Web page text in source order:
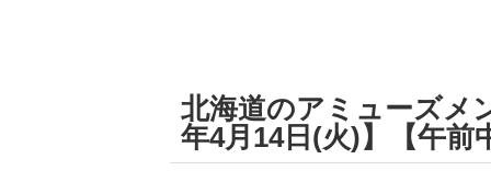
北海道のアミューズメ
年4月14日(火)】【午前